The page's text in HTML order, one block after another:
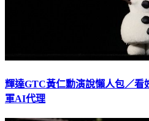
輝達GTC黃仁勳演說懶人包／
軍AI代理